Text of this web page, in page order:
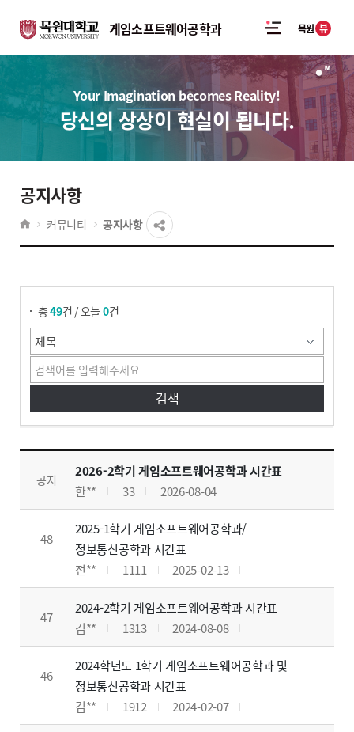
게임소프트웨어공학과 목원 뷰
Your Imagination becomes Reality!
당신의 상상이 현실이 됩니다.
공지사항
커뮤니티 공지사항
총49 건 / 오늘0건
공지사항
공지
2026-2학기 게임소프트웨어공학과 시간표
한**
33 2026-08-04
48
2025-1학기 게임소프트웨어공학과/
정보통신공학과 시간표
전**
1111 2025-02-13
47
2024-2학기 게임소프트웨어공학과 시간표
김**
1313 2024-08-08
46
2024학년도 1학기 게임소프트웨어공학과 및
정보통신공학과 시간표
김**
1912 2024-02-07